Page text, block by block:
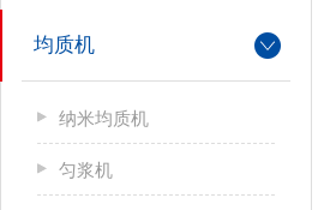
均质机
纳米均质机
匀浆机